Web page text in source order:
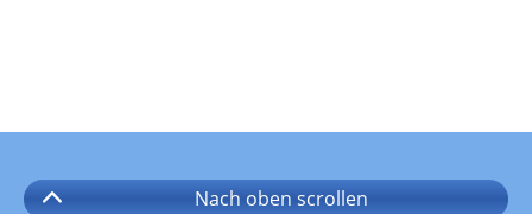
Nach oben scrollen